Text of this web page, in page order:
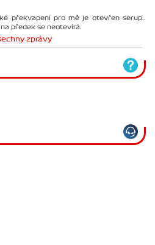
překvapení pro mě je otevřen serup..
předek se neotevírá.
zprávy